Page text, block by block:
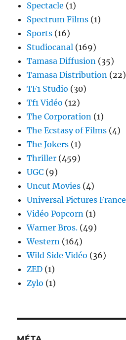
Spectacle (1)
Spectrum Films (1)
Sports (16)
Studiocanal (169)
Tamasa Diffusion (35)
Tamasa Distribution (22)
TF1 Studio (30)
Tf1 Vidéo (12)
The Corporation (1)
The Ecstasy of Films (4)
The Jokers (1)
Thriller (459)
UGC (9)
Uncut Movies (4)
Universal Pictures France
Vidéo Popcorn (1)
Warner Bros. (49)
Western (164)
Wild Side Vidéo (36)
ZED (1)
Zylo (1)